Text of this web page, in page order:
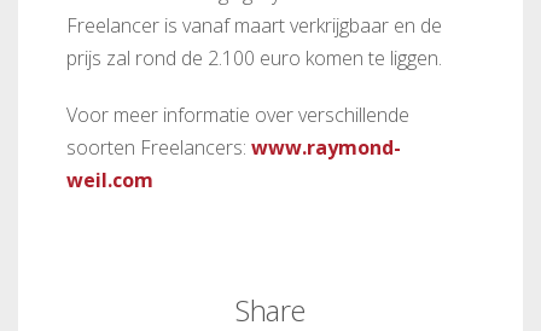
Freelancer is vanaf maart verkrijgbaar en de
prijs zal rond de 2.100 euro komen te liggen.
Voor meer informatie over verschillende
soorten Freelancers: www.raymond-
weil.com
Share